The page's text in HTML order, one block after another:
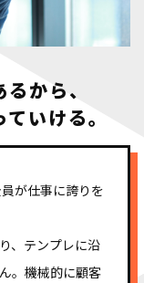
から、
いける。
が仕事に誇りを
、テンプレに沿
。機械的に顧客